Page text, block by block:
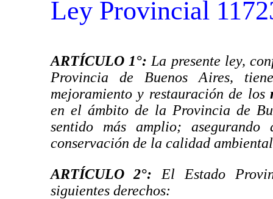
Ley Provincial
ARTÍCULO 1°: La presente ley,
Provincia de Buenos Aires,
mejoramiento y restauración de los
en el ámbito de la Provincia de
sentido más amplio;
conservación de la calidad
ARTÍCULO 2°: El Estado
siguientes derechos: